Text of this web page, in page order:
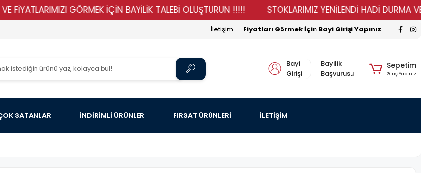
GÖRMEK İÇİN BAYİLİK TALEBİ OLUŞTURUN !!!!! STOKLARIMIZ YENİLENDİ HADİ DURMA VER
Fiyatları Görmek İçin Bayi Girişi Yapınız
İletişim
Bayi
Girişi
Bayilik
Başvurusu
Sepetim
Giriş Yapınız
SATANLAR İNDİRİMLİ ÜRÜNLER FIRSAT ÜRÜNLERİ İLETİŞİM